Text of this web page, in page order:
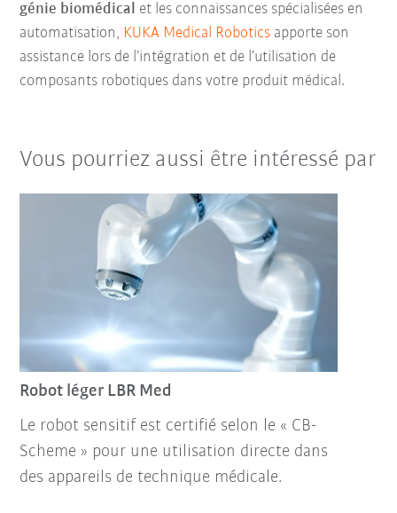
génie biomédical et les connaissances spécialisées en
automatisation, KUKA Medical Robotics apporte son
assistance lors de l’intégration et de l’utilisation de
composants robotiques dans votre produit médical.
Vous pourriez aussi être intéressé par
Robot léger LBR Med
Le robot sensitif est certifié selon le « CB-
Scheme » pour une utilisation directe dans
des appareils de technique médicale.